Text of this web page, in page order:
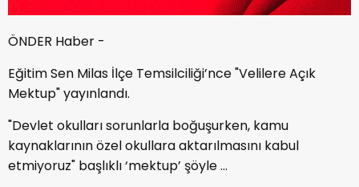
ÖNDER Haber -
Eğitim Sen Milas İlçe Temsilciliği’nce "Velilere Açık
Mektup" yayınlandı.
"Devlet okulları sorunlarla boğuşurken, kamu
kaynaklarının özel okullara aktarılmasını kabul
etmiyoruz" başlıklı ‘mektup’ şöyle ...